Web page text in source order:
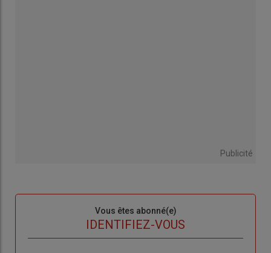
Publicité
Vous êtes abonné(e)
IDENTIFIEZ-VOUS